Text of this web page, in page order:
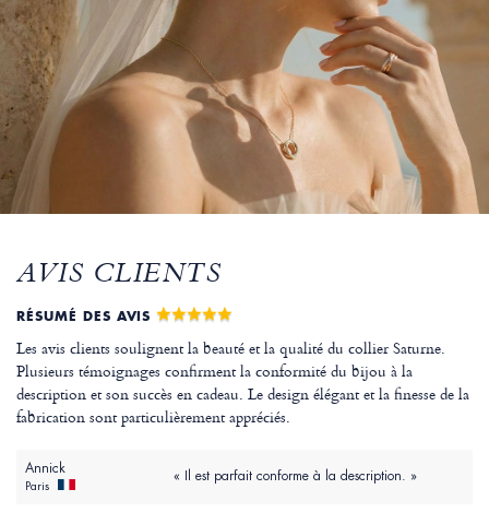
AVIS CLIENTS
RÉSUMÉ DES AVIS
Les avis clients soulignent la beauté et la qualité du collier Saturne.
Plusieurs témoignages confirment la conformité du bijou à la
description et son succès en cadeau. Le design élégant et la finesse de la
fabrication sont particulièrement appréciés.
Annick
Paris
« Il est parfait conforme à la description. »